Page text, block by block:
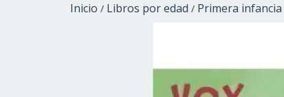
Inicio / Libros por edad / Primera infancia